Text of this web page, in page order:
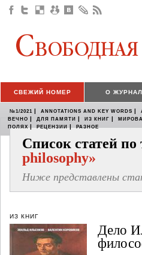
СВЕЖИЙ НОМЕР О
№1/2021 | ANNOTATIONS AND KEY WORDS |
ВЕЧНО | ДЛЯ ПАМЯТИ | ИЗ КНИГ |
ПОЛЯХ | РЕЦЕНЗИИ | РАЗНОЕ
Список статей по
philosophy»
Ниже представлены
ИЗ КНИГ
Дело